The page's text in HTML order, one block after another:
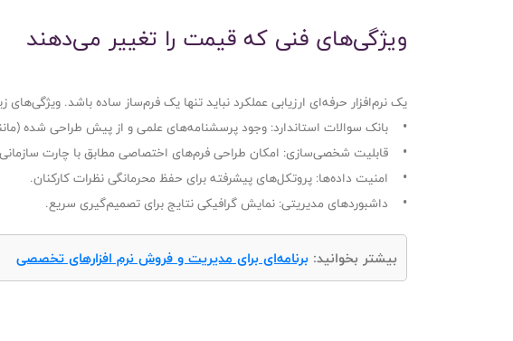
ویژگی‌های فنی که قیمت را تغییر می‌دهند
یک نرم‌افزار حرفه‌ای ارزیابی عملکرد نباید تنها یک فرم‌ساز ساده باشد.
• بانک سوالات استاندارد: وجود پرسشنامه‌های علمی و از پیش طراحی شده
• قابلیت شخصی‌سازی: امکان طراحی فرم‌های اختصاصی مطابق با چارت
• امنیت داده‌ها: پروتکل‌های پیشرفته برای حفظ محرمانگی نظرات کارکنان.
• داشبوردهای مدیریتی: نمایش گرافیکی نتایج برای تصمیم‌گیری سریع.
بیشتر بخوانید: برنامه‌ای برای مدیریت و فروش نرم افزارهای تخصصی